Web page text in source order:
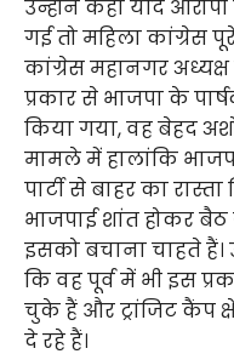
उन्होंने कहा यदि आरोपी
गई तो महिला कांग्रेस
कांग्रेस महानगर
प्रकार से भाजपा के
किया गया, वह बेहद
मामले में हालांकि
पार्टी से बाहर का
भाजपाई शांत होकर बैठ
इसको बचाना चाहते हैं।
कि वह पूर्व में भी इस
चुके हैं और ट्रांजिट कैंप
दे रहे हैं।